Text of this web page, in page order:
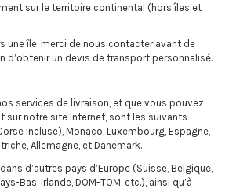
sur le territoire continental (hors îles et
une île, merci de nous contacter avant de
d’obtenir un devis de transport personnalisé.
services de livraison, et que vous pouvez
sur notre site Internet, sont les suivants :
incluse), Monaco, Luxembourg, Espagne,
Allemagne, et Danemark.
d’autres pays d’Europe (Suisse, Belgique,
Bas, Irlande, DOM-TOM, etc.), ainsi qu’à